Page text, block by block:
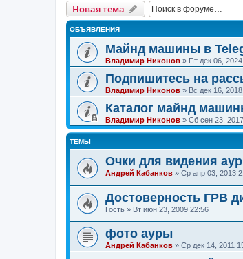
Новая тема
ОБЪЯВЛЕНИЯ
Майнд машины в
Владимир Никонов » Пт дек 06,
Подпишитесь на
Владимир Никонов » Вс дек 16,
Каталог майнд
Владимир Никонов » Сб сен 23,
ТЕМЫ
Очки для видения
Андрей Кабанков » Ср апр 03, 2013
Достоверность ГРВ
Гость » Вт июн 23, 2009 22:56
фото ауры
Андрей Кабанков » Ср дек 14, 2011